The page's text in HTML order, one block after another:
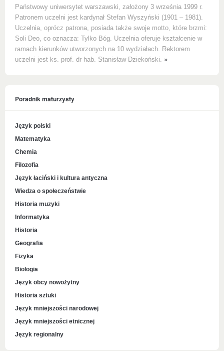
Państwowy uniwersytet warszawski, założony 3 września 1999 r.
Patronem uczelni jest kardynał Stefan Wyszyński (1901 – 1981).
Uczelnia, oprócz patrona, posiada także swoje motto, które brzmi:
Soli Deo, co oznacza: Tylko Bóg. Uczelnia oferuje kształcenie w
ramach kierunków utworzonych na 10 wydziałach. Rektorem
uczelni jest ks. prof. dr hab. Stanisław Dziekoński. »
Poradnik maturzysty
Język polski
Matematyka
Chemia
Filozofia
Język łaciński i kultura antyczna
Wiedza o społeczeństwie
Historia muzyki
Informatyka
Historia
Geografia
Fizyka
Biologia
Język obcy nowożytny
Historia sztuki
Język mniejszości narodowej
Język mniejszości etnicznej
Język regionalny